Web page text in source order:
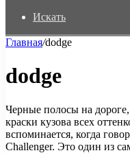
Искать
Главная/dodge
dodge
Черные полосы на
краски кузова всех
вспоминается, когда
Challenger. Это один из